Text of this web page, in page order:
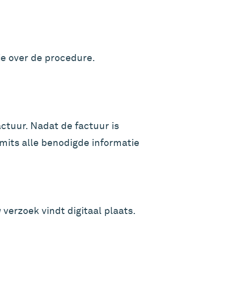
over de procedure.
Nadat de factuur is
alle benodigde informatie
verzoek vindt digitaal plaats.